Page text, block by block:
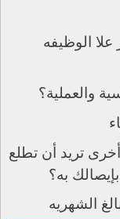
الوظيفه
والعملية؟
تريد أن تطلع
به؟
الشهريه